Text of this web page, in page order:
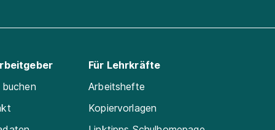
Für Lehrkräfte
Arbeitshefte
Kopiervorlagen